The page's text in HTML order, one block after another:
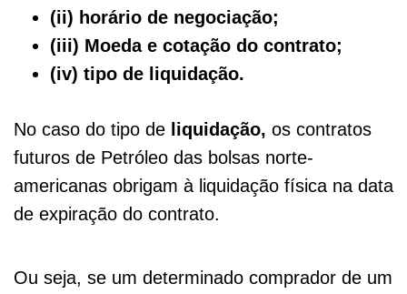
(ii) horário de negociação;
(iii) Moeda e cotação do contrato;
(iv) tipo de liquidação.
No caso do tipo de liquidação, os contratos
futuros de Petróleo das bolsas norte-
americanas obrigam à liquidação física na data
de expiração do contrato.
Ou seja, se um determinado comprador de um